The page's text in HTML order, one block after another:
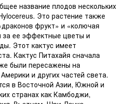
название плодов нескольких
Это растение также
фрукт» и «колючая
за ее эффектные цветы и
Этот кактус имеет
Кактус Питахайя сначала
были пересажены на
и других частей света.
в Восточной Азии, Южной и
странах как Камбоджи,